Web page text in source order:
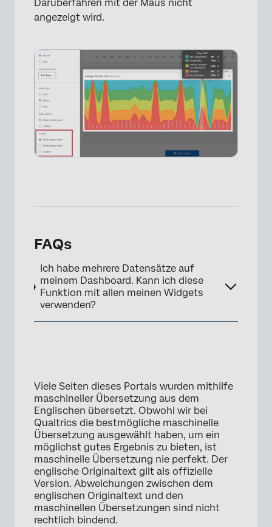
Darüberfahren mit der Maus nicht
angezeigt wird.
FAQs
Ich habe mehrere Datensätze auf
meinem Dashboard. Kann ich diese
Funktion mit allen meinen Widgets
verwenden?
Viele Seiten dieses Portals wurden mithilfe
maschineller Übersetzung aus dem
Englischen übersetzt. Obwohl wir bei
Qualtrics die bestmögliche maschinelle
Übersetzung ausgewählt haben, um ein
möglichst gutes Ergebnis zu bieten, ist
maschinelle Übersetzung nie perfekt. Der
englische Originaltext gilt als offizielle
Version. Abweichungen zwischen dem
englischen Originaltext und den
maschinellen Übersetzungen sind nicht
rechtlich bindend.